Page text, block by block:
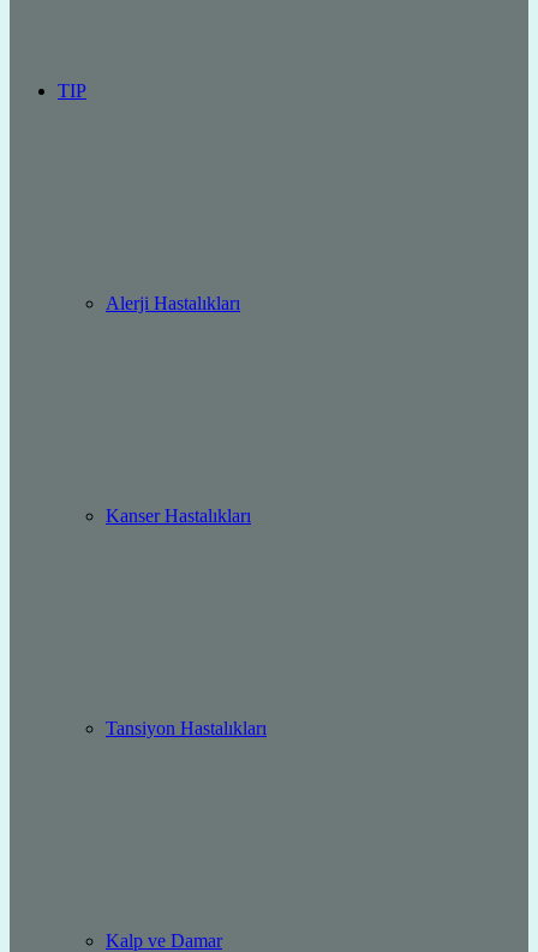
TIP
Alerji Hastalıkları
Kanser Hastalıkları
Tansiyon Hastalıkları
Kalp ve Damar